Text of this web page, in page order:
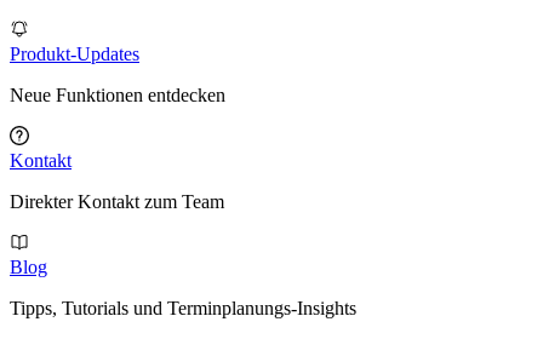
Produkt-Updates
Neue Funktionen entdecken
Kontakt
Direkter Kontakt zum Team
Blog
Tipps, Tutorials und Terminplanungs-Insights